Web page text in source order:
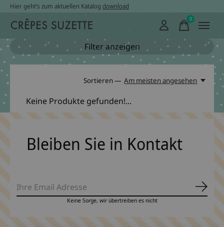
Hier geht’s zum aktuellen Katalog download
0items
Filter anzeigen
Sortieren — Am meisten angesehen
Keine Produkte gefunden!...
Bleiben Sie in Kontakt
Keine Sorge, wir übertreiben es nicht